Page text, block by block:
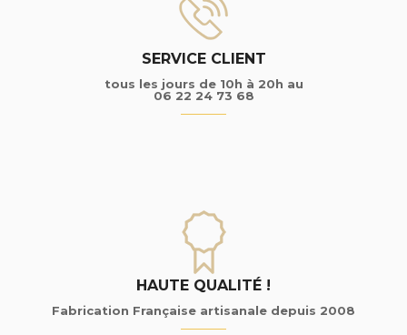
SERVICE CLIENT
tous les jours de 10h à 20h au
06 22 24 73 68
HAUTE QUALITÉ !
Fabrication Française artisanale depuis 2008